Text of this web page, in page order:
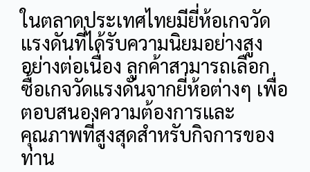
ในตลาดประเทศไทยมียี่ห้อเกจวัด
แรงดันที่ได้รับความนิยมอย่างสูง
อย่างต่อเนื่อง ลูกค้าสามารถเลือก
ซื้อเกจวัดแรงดันจากยี่ห้อต่างๆ เพื่อ
ตอบสนองความต้องการและ
คุณภาพที่สูงสุดสำหรับกิจการของ
ท่าน